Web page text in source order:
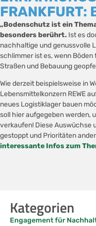
FRANKFURT:
„Bodenschutz ist ein
besonders berührt. Ist es
nachhaltige und genussvolle
schlimmer ist es, wenn
Straßen und Bebauung
Wie derzeit beispielsweise in
Lebensmittelkonzern REWE
neues Logistiklager bauen
soll hier aufgegeben werden,
verkaufen! Diese Auswüchse
gestoppt und Prioritäten
interessante Infos zum
Kategorien
Engagement für